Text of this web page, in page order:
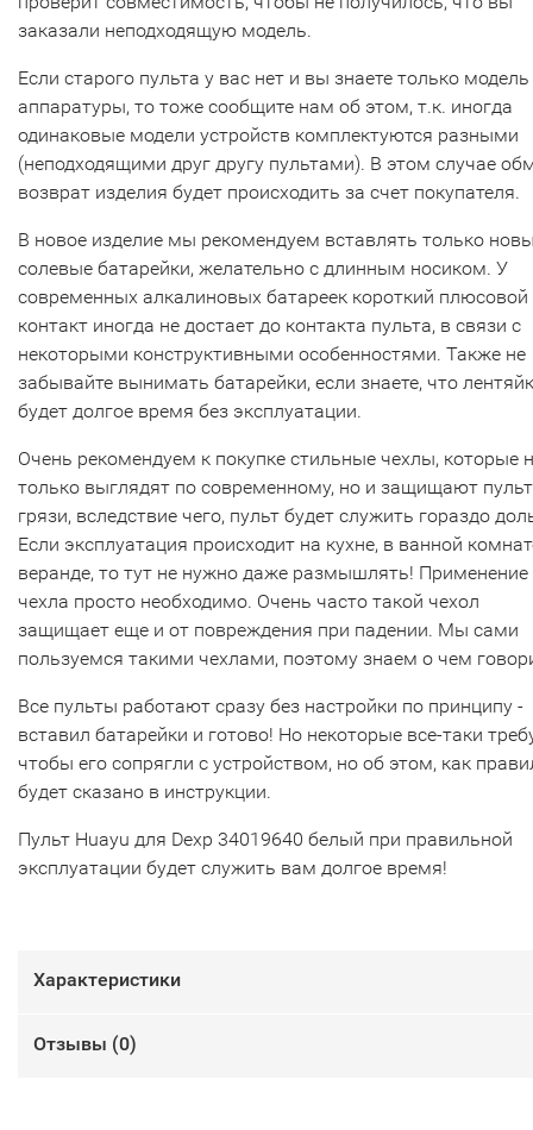
заказали неподходящую модель.
Если старого пульта у вас нет и вы знаете только модель
аппаратуры, то тоже сообщите нам об этом, т.к. иногда
одинаковые модели устройств комплектуются разными
(неподходящими друг другу пультами). В этом случае
возврат изделия будет происходить за счет покупателя.
В новое изделие мы рекомендуем вставлять только
солевые батарейки, желательно с длинным носиком. У
современных алкалиновых батареек короткий плюсовой
контакт иногда не достает до контакта пульта, в связи с
некоторыми конструктивными особенностями. Также не
забывайте вынимать батарейки, если знаете, что
будет долгое время без эксплуатации.
Очень рекомендуем к покупке стильные чехлы, которые
только выглядят по современному, но и защищают
грязи, вследствие чего, пульт будет служить гораздо
Если эксплуатация происходит на кухне, в ванной
веранде, то тут не нужно даже размышлять! Применение
чехла просто необходимо. Очень часто такой чехол
защищает еще и от повреждения при падении. Мы сами
пользуемся такими чехлами, поэтому знаем о чем
Все пульты работают сразу без настройки по принципу -
вставил батарейки и готово! Но некоторые все-таки
чтобы его сопрягли с устройством, но об этом, как
будет сказано в инструкции.
Пульт Huayu для Dexp 34019640 белый при правильной
эксплуатации будет служить вам долгое время!
Характеристики
Отзывы (0)